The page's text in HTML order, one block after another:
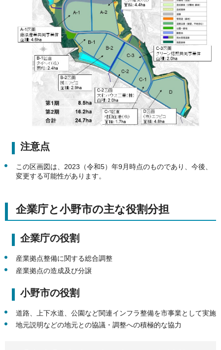
注意点
この区画図は、2023（令和5）年9月時点のものであり、今後、
変更する可能性があります。
企業庁と小野市の主な役割分担
企業庁の役割
産業拠点整備に関する総合調整
産業拠点の造成及び分譲
小野市の役割
道路、上下水道、公園など関連インフラ整備を市事業として実施
地元説明などの地元との協議・調整への積極的な協力